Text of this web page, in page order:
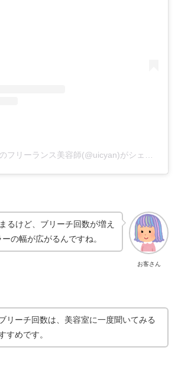
お客さん
るけど、ブリーチ回数が増え
の幅が広がるんですね。
リーチ回数は、美容室に一度聞いてみる
すめです。